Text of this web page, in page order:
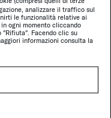
analizzare il traffico sul
le funzionalità relative ai
ogni momento cliccando
"Rifiuta". Facendo clic su
informazioni consulta la